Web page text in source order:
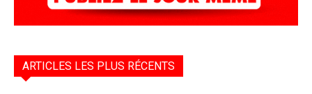
ARTICLES LES PLUS RÉCENTS